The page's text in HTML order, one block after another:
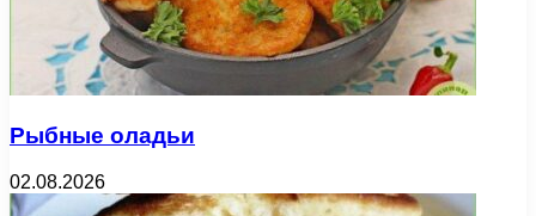
Рыбные оладьи
02.08.2026